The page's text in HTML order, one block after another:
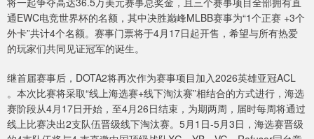
通EWC电竞世界杯的名额，其中决胜巅峰MLBB赛事为“1个正赛 +3个
外卡”共计4个名额。赛事门票将于4月17日起开售，希望与所有热爱
的玩家们共同见证冠军的诞生。
继首届赛事后，DOTA2将再次作为赛事项目加入2026英雄亚冠ACL
。本次比赛将采取“线上海选赛+线下淘汰赛”相结合的方式进行，海选
赛阶段从4月17日开始，至4月26日结束，为期两周，届时每周将通过
线上比赛决出2支队伍晋级线下淘汰赛。5月1日-5月3日，海选赛晋级